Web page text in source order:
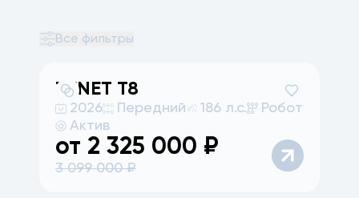
TENET T8
2026 Передний 186 л.с.
Робот
Актив
от 2 325 000 ₽
3 099 000₽
Все фильтры